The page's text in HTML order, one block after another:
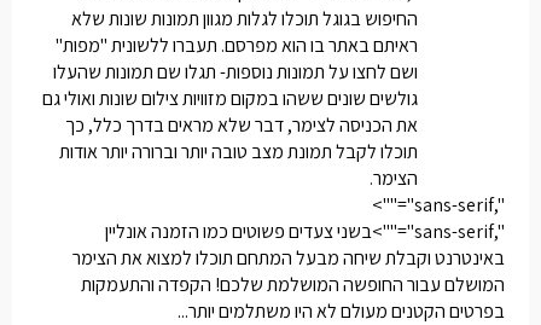
החיפוש בגוגל תוכלו לגלות מגוון תמונות שונות שלא
ראיתם באתר בו הוא מפרסם. תעברו ללשונית "מפות"
ושם לחצו על תמונות נוספות- תגלו שם תמונות שהעלו
גולשים שונים ששהו במקום מזוויות צילום שונות ואולי גם
את הכניסה לצימר, דבר שלא מראים בדרך כלל, כך
תוכלו לקבל תמונת מצב טובה יותר וברורה יותר אודות
הצימר.
",sans-serif"="">
",sans-serif"="">בשני צעדים פשוטים כמו הזמנה אונליין
באינטרנט וקבלת שיחה מבעל המתחם תוכלו למצוא את הצימר
המושלם עבור החופשה המושלמת שלכם! הקפדה והתעמקות
בפרטים הקטנים מעולם לא היו משתלמים יותר...